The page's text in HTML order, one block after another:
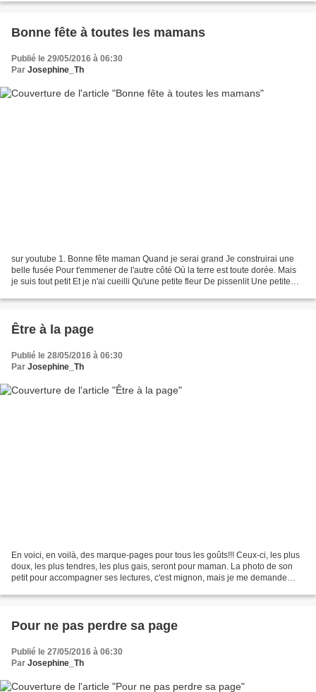
Bonne fête à toutes les mamans
Publié le 29/05/2016 à 06:30
Par Josephine_Th
sur youtube 1. Bonne fête maman Quand je serai grand Je construirai une
belle fusée Pour t'emmener de l'autre côté Où la terre est toute dorée. Mais
je suis tout petit Et je n'ai cueilli Qu'une petite fleur De pissenlit Une petite
Être à la page
Publié le 28/05/2016 à 06:30
Par Josephine_Th
En voici, en voilà, des marque-pages pour tous les goûts!!! Ceux-ci, les plus
doux, les plus tendres, les plus gais, seront pour maman. La photo de son
petit pour accompagner ses lectures, c'est mignon, mais je me demande
Pour ne pas perdre sa page
Publié le 27/05/2016 à 06:30
Par Josephine_Th